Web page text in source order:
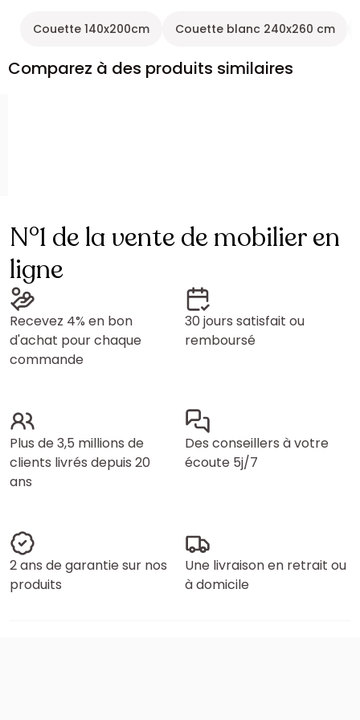
Couette 140x200cm Couette blanc 240x260 cm
Comparez à des produits similaires
N°1 de la vente de mobilier en
ligne
Recevez 4% en bon
d'achat pour chaque
commande
30 jours satisfait ou
remboursé
Plus de 3,5 millions de
clients livrés depuis 20
ans
Des conseillers à votre
écoute 5j/7
2 ans de garantie sur nos
produits
Une livraison en retrait ou
à domicile